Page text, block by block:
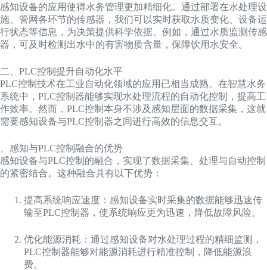
感知设备的应用使得水务管理更加精细化。通过部署在水处理设
施、管网各环节的传感器，我们可以实时获取水质变化、设备运
行状态等信息，为决策提供科学依据。例如，通过水质监测传感
器，可及时检测出水中的有害物质含量，保障饮用水安全。
二、PLC控制提升自动化水平
PLC控制技术在工业自动化领域的应用已相当成熟。在智慧水务
系统中，PLC控制器能够实现水处理流程的自动化控制，提高工
作效率。然而，PLC控制本身不涉及感知层面的数据采集，这就
需要感知设备与PLC控制器之间进行高效的信息交互。
、感知与PLC控制融合的优势
感知设备与PLC控制的融合，实现了数据采集、处理与自动控制
的紧密结合。这种融合具有以下优势：
提高系统响应速度：感知设备实时采集的数据能够迅速传
输至PLC控制器，使系统响应更为迅速，降低故障风险。
优化能源消耗：通过感知设备对水处理过程的精细监测，
PLC控制器能够对能源消耗进行精准控制，降低能源浪
费。